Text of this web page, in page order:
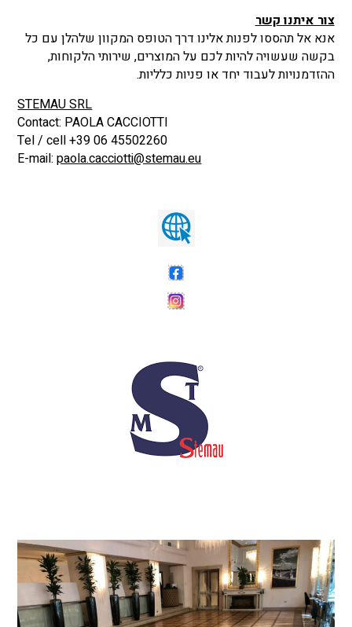
צור איתנו קשר
אנא אל תהססו לפנות אלינו דרך הטופס המקוון שלהלן עם כל
בקשה שעשויה להיות לכם על המוצרים, שירותי הלקוחות,
ההזדמנויות לעבוד יחד או פניות כלליות.
STEMAU SRL
Contact: PAOLA CACCIOTTI
Tel / cell +39 06 45502260
E-mail:paola.cacciotti@stemau.eu